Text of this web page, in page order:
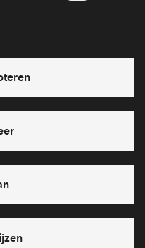
snel aan
belangrijkste nieuws en
Bel ons op